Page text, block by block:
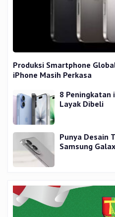
Produksi Smartphone
iPhone Masih Perkasa
8 Peningkatan
Layak Dibeli
Punya Desain
Samsung